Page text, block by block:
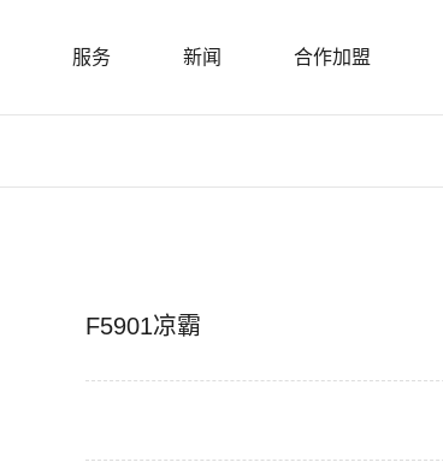
服务 新闻 合作加盟
F5901凉霸